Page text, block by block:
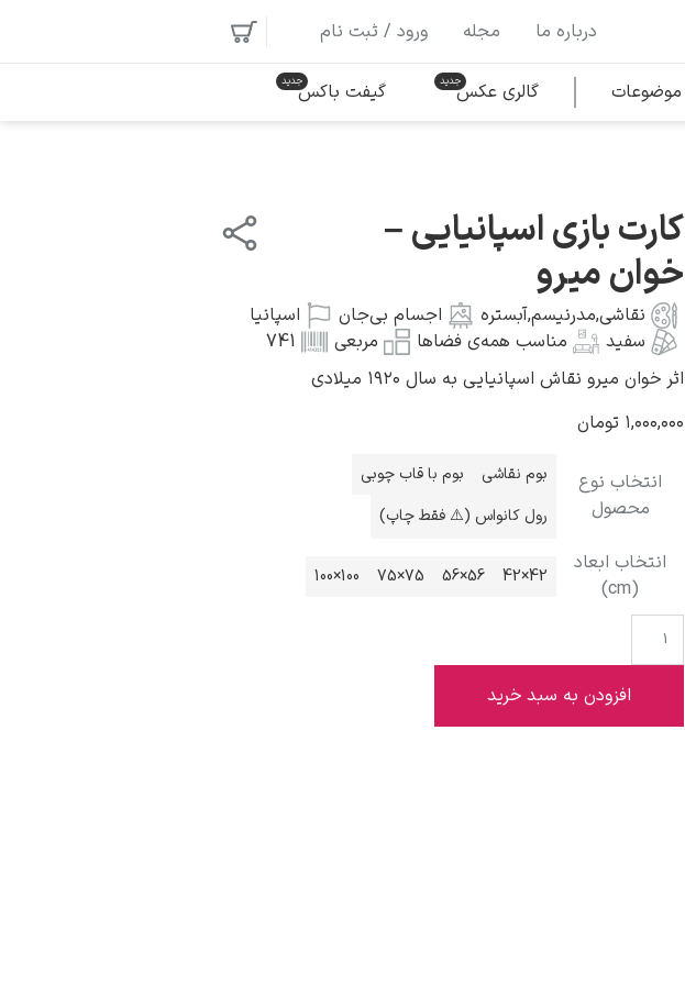
درباره ما مجله ورود / ثبت نام
موضوعات گالری عکس گیفت باکس
کارت بازی اسپانیایی –
خوان میرو
نقاشی,مدرنیسم,آبستره اجسام بی‌جان
اسپانیا
سفید
مناسب همه‌ی فضاها مربعی
741
اثر خوان میرو نقاش اسپانیایی به سال ۱۹۲۰ میلادی
۱,۰۰۰,۰۰۰ تومان
انتخاب نوع
محصول
بوم نقاشی
بوم با قاب چوبی
رول کانواس (⚠️ فقط چاپ)
انتخاب ابعاد
(cm)
42×42
56×56
75×75
100×100
افزودن به سبد خرید